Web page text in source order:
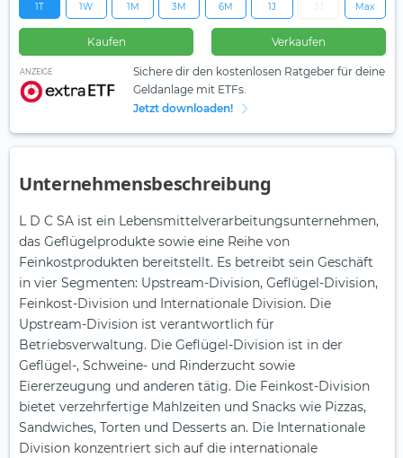
1T 1W 1M 3M 6M 1J Max
Kaufen Verkaufen
ANZEIGE
Sichere dir den kostenlosen Ratgeber für deine
Geldanlage mit ETFs.
Jetzt downloaden!
Unternehmensbeschreibung
L D C SA ist ein Lebensmittelverarbeitungsunternehmen,
das Geflügelprodukte sowie eine Reihe von
Feinkostprodukten bereitstellt. Es betreibt sein Geschäft
in vier Segmenten: Upstream-Division, Geflügel-Division,
Feinkost-Division und Internationale Division. Die
Upstream-Division ist verantwortlich für
Betriebsverwaltung. Die Geflügel-Division ist in der
Geflügel-, Schweine- und Rinderzucht sowie
Eiererzeugung und anderen tätig. Die Feinkost-Division
bietet verzehrfertige Mahlzeiten und Snacks wie Pizzas,
Sandwiches, Torten und Desserts an. Die Internationale
Division konzentriert sich auf die internationale